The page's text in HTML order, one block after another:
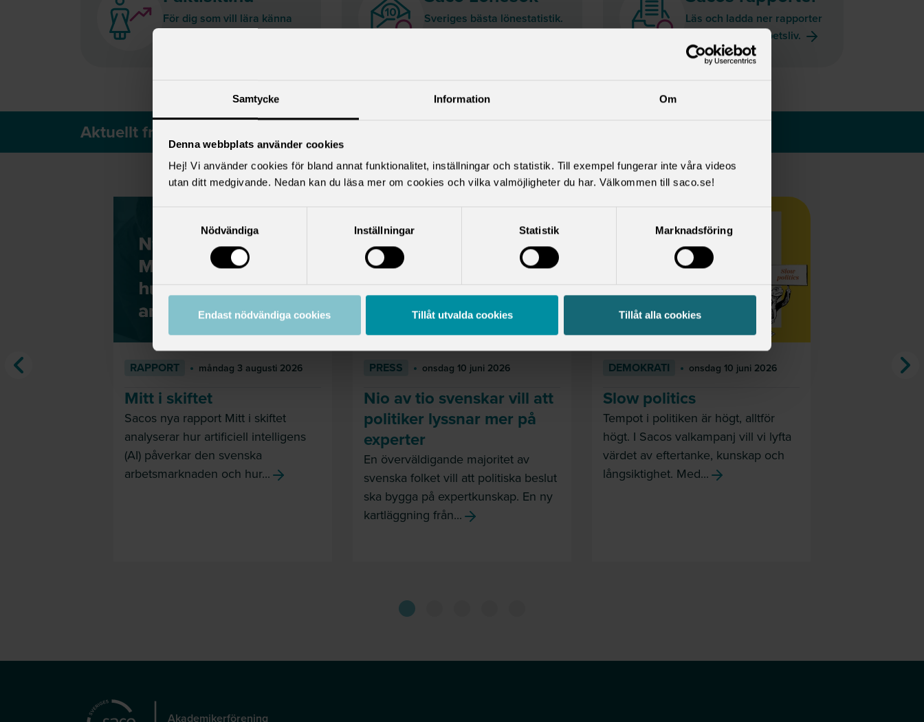
Samtycke Information Om
Denna webbplats använder cookies
Hej! Vi använder cookies för bland annat funktionalitet, inställningar och statistik. Till exempel fungerar inte våra videos
utan ditt medgivande. Nedan kan du läsa mer om cookies och vilka valmöjligheter du har. Välkommen till saco.se!
Nödvändiga
Inställningar Statistik Marknadsföring
Endast nödvändiga cookies Tillåt utvalda cookies Tillåt alla cookies
För dig som vill lära känna
Sveriges bästa lönestatistik.
Läs och ladda ner rapporter
om politik och arbetsliv.
Aktuellt från Saco
RAPPORT måndag 3 augusti 2026
Mitt i skiftet
Sacos nya rapport Mitt i skiftet
analyserar hur artificiell intelligens
(AI) påverkar den svenska
arbetsmarknaden och hur...
PRESS onsdag 10 juni 2026
Nio av tio svenskar vill att
politiker lyssnar mer på
experter
En överväldigande majoritet av
svenska folket vill att politiska beslut
ska bygga på expertkunskap. En ny
kartläggning från...
DEMOKRATI onsdag 10 juni 2026
Slow politics
Tempot i politiken är högt, alltför
högt. I Sacos valkampanj vill vi lyfta
värdet av eftertanke, kunskap och
långsiktighet. Med...
Akademikerförening